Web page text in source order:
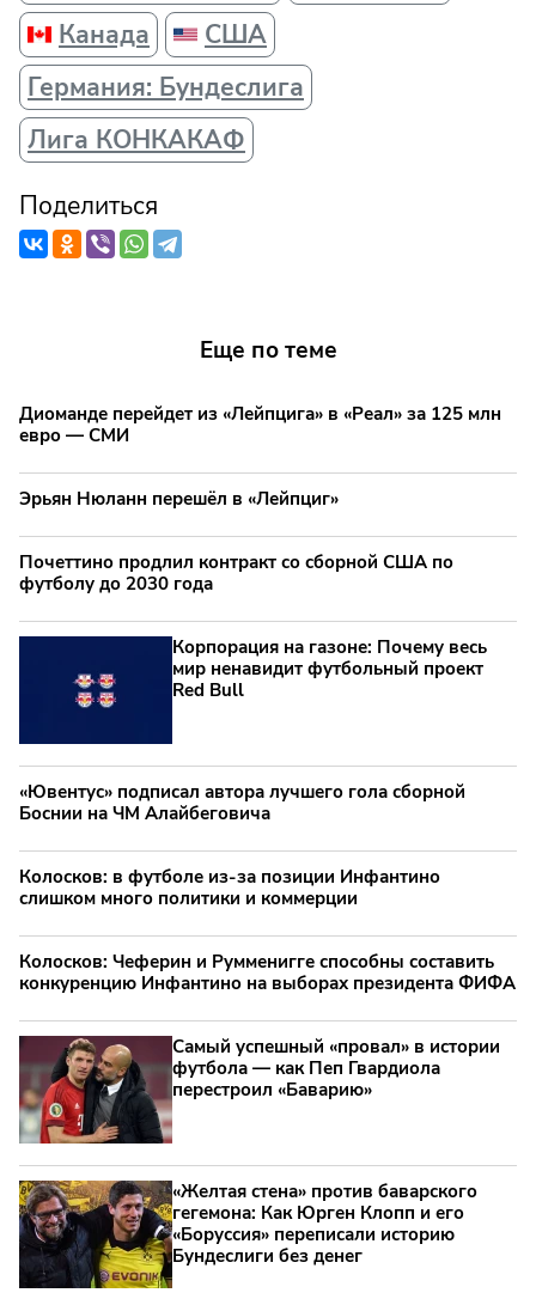
Канада
США
Германия: Бундеслига
Лига КОНКАКАФ
Поделиться
Еще по теме
Диоманде перейдет из «Лейпцига» в «Реал» за 125 млн
евро — СМИ
Эрьян Нюланн перешёл в «Лейпциг»
Почеттино продлил контракт со сборной США по
футболу до 2030 года
Корпорация на газоне: Почему весь
мир ненавидит футбольный проект
Red Bull
«Ювентус» подписал автора лучшего гола сборной
Боснии на ЧМ Алайбеговича
Колосков: в футболе из-за позиции Инфантино
слишком много политики и коммерции
Колосков: Чеферин и Румменигге способны составить
конкуренцию Инфантино на выборах президента ФИФА
Самый успешный «провал» в истории
футбола — как Пеп Гвардиола
перестроил «Баварию»
«Желтая стена» против баварского
гегемона: Как Юрген Клопп и его
«Боруссия» переписали историю
Бундеслиги без денег